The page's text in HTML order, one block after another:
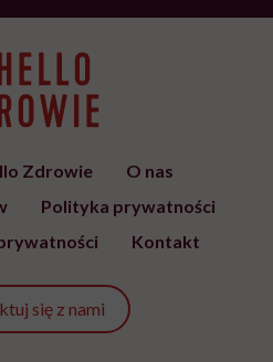
Zdrowie
O nas
Polityka prywatności
Kontakt
się z nami